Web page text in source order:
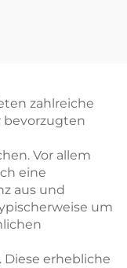
zahlreiche
bevorzugten
Vor allem
eine
aus und
um
erhebliche